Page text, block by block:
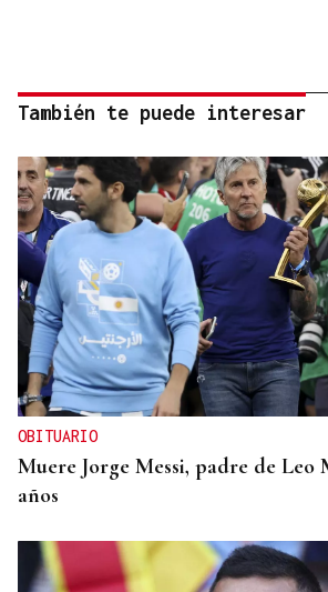
También te puede interesar
OBITUARIO
Muere Jorge Messi, padre de Leo
años